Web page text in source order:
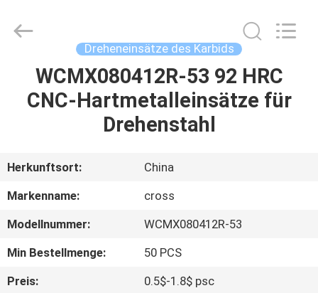
STARTSEITE
ÜBER
UNS
FABRIK
TOUR
Dreheneinsätze des Karbids
WCMX080412R-53 92 HRC
CNC-Hartmetalleinsätze für
Drehenstahl
Herkunftsort:
China
Markenname:
cross
Modellnummer:
WCMX080412R-53
Min Bestellmenge:
50 PCS
Preis:
0.5$-1.8$ psc